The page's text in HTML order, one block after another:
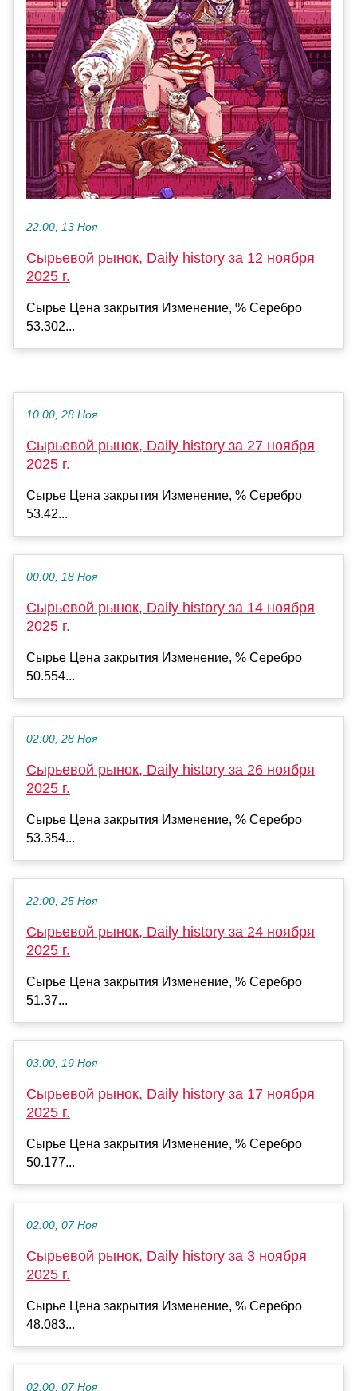
22:00, 13 Ноя
Сырьевой рынок, Daily history за 12 ноября
2025 г.
Сырье Цена закрытия Изменение, % Серебро
53.302...
10:00, 28 Ноя
Сырьевой рынок, Daily history за 27 ноября
2025 г.
Сырье Цена закрытия Изменение, % Серебро
53.42...
00:00, 18 Ноя
Сырьевой рынок, Daily history за 14 ноября
2025 г.
Сырье Цена закрытия Изменение, % Серебро
50.554...
02:00, 28 Ноя
Сырьевой рынок, Daily history за 26 ноября
2025 г.
Сырье Цена закрытия Изменение, % Серебро
53.354...
22:00, 25 Ноя
Сырьевой рынок, Daily history за 24 ноября
2025 г.
Сырье Цена закрытия Изменение, % Серебро
51.37...
03:00, 19 Ноя
Сырьевой рынок, Daily history за 17 ноября
2025 г.
Сырье Цена закрытия Изменение, % Серебро
50.177...
02:00, 07 Ноя
Сырьевой рынок, Daily history за 3 ноября
2025 г.
Сырье Цена закрытия Изменение, % Серебро
48.083...
02:00, 07 Ноя